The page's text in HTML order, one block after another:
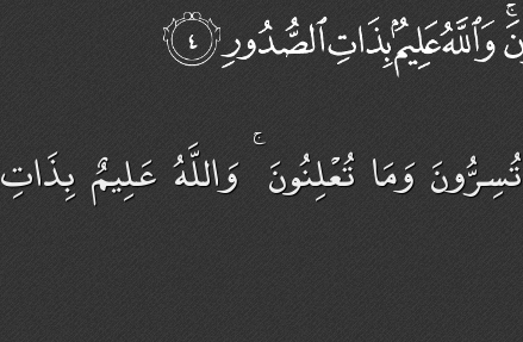
وَمَا تُعْلِنُونَ ۚ وَاللَّهُ عَلِيمٌ بِذَاتِ